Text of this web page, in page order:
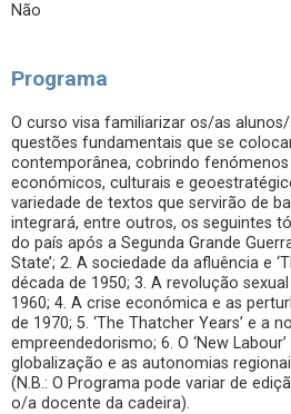
Não
Programa
O curso visa familiarizar os/as
questões fundamentais que se
contemporânea, cobrindo
económicos, culturais e
variedade de textos que servirão de
integrará, entre outros, os seguintes
do país após a Segunda Grande
State’; 2. A sociedade da afluência e
década de 1950; 3. A revolução
1960; 4. A crise económica e as
de 1970; 5. ‘The Thatcher Years’ e a
empreendedorismo; 6. O ‘New
globalização e as autonomias
(N.B.: O Programa pode variar de
o/a docente da cadeira).